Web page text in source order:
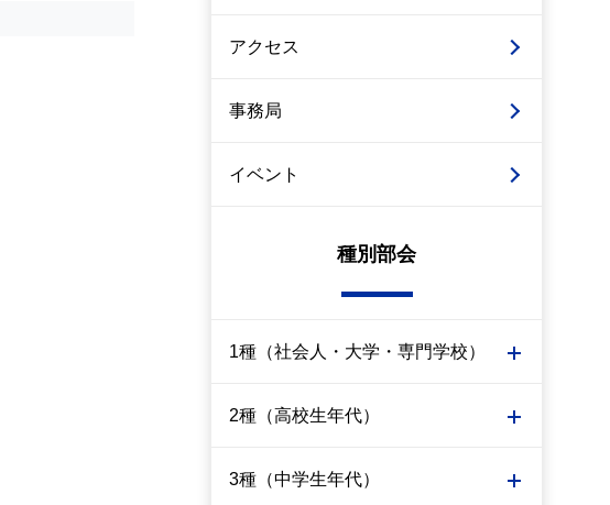
アクセス
事務局
イベント
種別部会
1種（社会人・大学・専門学校）
2種（高校生年代）
3種（中学生年代）